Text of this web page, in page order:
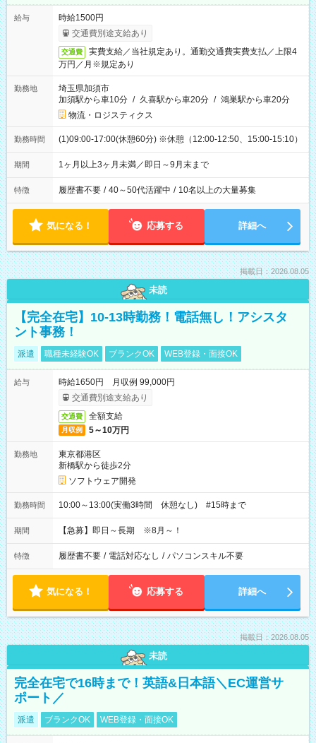
給与
時給1500円
交通費別途支給あり
交通費
実費支給／当社規定あり。通勤交通費実費支払／上限4
万円／月※規定あり
勤務地
埼玉県加須市
加須駅から車10分 / 久喜駅から車20分 / 鴻巣駅から車20分
物流・ロジスティクス
勤務時間 (1)09:00-17:00(休憩60分) ※休憩（12:00-12:50、15:00-15:10）
期間 1ヶ月以上3ヶ月未満／即日～9月末まで
特徴 履歴書不要 / 40～50代活躍中 / 10名以上の大量募集
気になる！ 応募する 詳細へ
掲載日：2026.08.05
未読
【完全在宅】10-13時勤務！電話無し！アシスタ
ント事務！
派遣 職種未経験OK ブランクOK WEB登録・面接OK
給与
時給1650円 月収例 99,000円
交通費別途支給あり
交通費 全額支給
月収例 5～10万円
勤務地
東京都港区
新橋駅から徒歩2分
ソフトウェア開発
勤務時間 10:00～13:00(実働3時間 休憩なし) #15時まで
期間 【急募】即日～長期 ※8月～！
特徴 履歴書不要 / 電話対応なし / パソコンスキル不要
気になる！ 応募する 詳細へ
掲載日：2026.08.05
未読
完全在宅で16時まで！英語&日本語＼EC運営サ
ポート／
派遣 ブランクOK WEB登録・面接OK